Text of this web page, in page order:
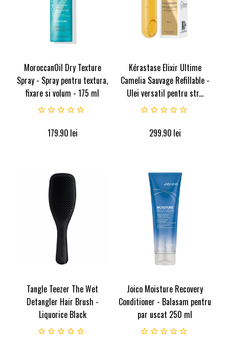
MoroccanOil Dry Texture
Spray - Spray pentru textura,
fixare si volum - 175 ml
179.90 lei
Kérastase Elixir Ultime
Camelia Sauvage Refillable -
Ulei versatil pentru str...
299.90 lei
Tangle Teezer The Wet
Detangler Hair Brush -
Liquorice Black
Joico Moisture Recovery
Conditioner - Balasam pentru
par uscat 250 ml